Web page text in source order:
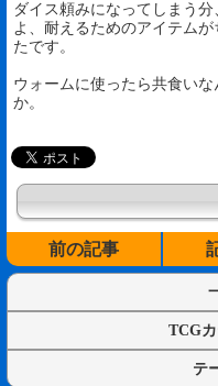
ダイス頼みになってしまう
よ、耐えるためのアイテム
たです。
ウォームに使ったら共食い
か。
前の記事
TCG
テ